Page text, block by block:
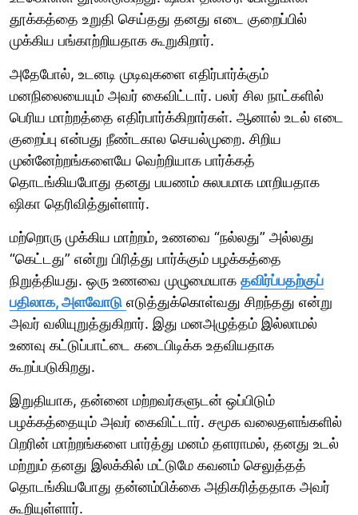
தூக்கத்தை உறுதி செய்தது தனது எடை குறைப்பில்
முக்கிய பங்காற்றியதாக கூறுகிறார்.
அதேபோல், உடனடி முடிவுகளை எதிர்பார்க்கும்
மனநிலையையும் அவர் கைவிட்டார். பலர் சில நாட்களில்
பெரிய மாற்றத்தை எதிர்பார்க்கிறார்கள். ஆனால் உடல் எடை
குறைப்பு என்பது நீண்டகால செயல்முறை. சிறிய
முன்னேற்றங்களையே வெற்றியாக பார்க்கத்
தொடங்கியபோது தனது பயணம் சுலபமாக மாறியதாக
ஷிகா தெரிவித்துள்ளார்.
மற்றொரு முக்கிய மாற்றம், உணவை “நல்லது” அல்லது
“கெட்டது” என்று பிரித்து பார்க்கும் பழக்கத்தை
நிறுத்தியது. ஒரு உணவை முழுமையாக தவிர்ப்பதற்குப்
பதிலாக, அளவோடு எடுத்துக்கொள்வது சிறந்தது என்று
அவர் வலியுறுத்துகிறார். இது மனஅழுத்தம் இல்லாமல்
உணவு கட்டுப்பாட்டை கடைபிடிக்க உதவியதாக
கூறப்படுகிறது.
இறுதியாக, தன்னை மற்றவர்களுடன் ஒப்பிடும்
பழக்கத்தையும் அவர் கைவிட்டார். சமூக வலைதளங்களில்
பிறரின் மாற்றங்களை பார்த்து மனம் தளராமல், தனது உடல்
மற்றும் தனது இலக்கில் மட்டுமே கவனம் செலுத்தத்
தொடங்கியபோது தன்னம்பிக்கை அதிகரித்ததாக அவர்
கூறியுள்ளார்.